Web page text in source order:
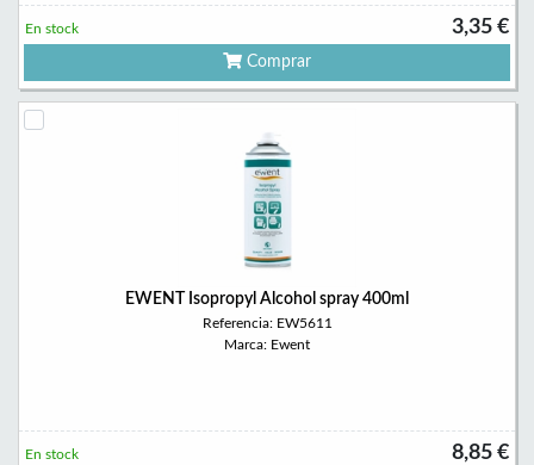
3,35 €
En stock
Comprar
EWENT Isopropyl Alcohol spray 400ml
Referencia: EW5611
Marca: Ewent
8,85 €
En stock